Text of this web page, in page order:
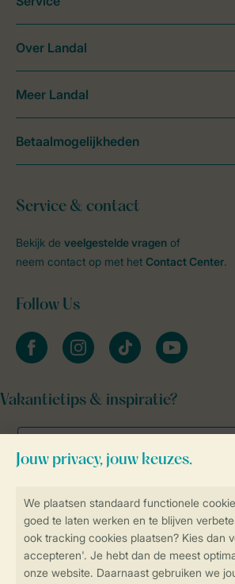
Veilig en snel online boeken
Veilige gegevensoverdracht
Service & contact
Bekijk de veelgestelde vragen of
neem contact op met het Contact Center.
Follow Us
facebookinstagramtiktok youtube
Vakantietips & inspiratie?
Over Landal
Meer Landal
Betaalmogelijkheden